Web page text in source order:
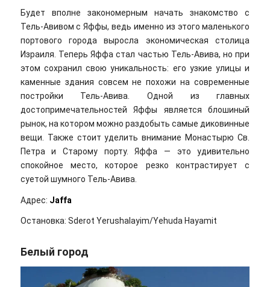
Будет вполне закономерным начать знакомство с
Тель-Авивом с Яффы, ведь именно из этого маленького
портового города выросла экономическая столица
Израиля. Теперь Яффа стал частью Тель-Авива, но при
этом сохранил свою уникальность: его узкие улицы и
каменные здания совсем не похожи на современные
постройки Тель-Авива. Одной из главных
достопримечательностей Яффы является блошиный
рынок, на котором можно раздобыть самые диковинные
вещи. Также стоит уделить внимание Монастырю Св.
Петра и Старому порту. Яффа — это удивительно
спокойное место, которое резко контрастирует с
суетой шумного Тель-Авива.
Адрес: Jaffa
Остановка: Sderot Yerushalayim/Yehuda Hayamit
Белый город